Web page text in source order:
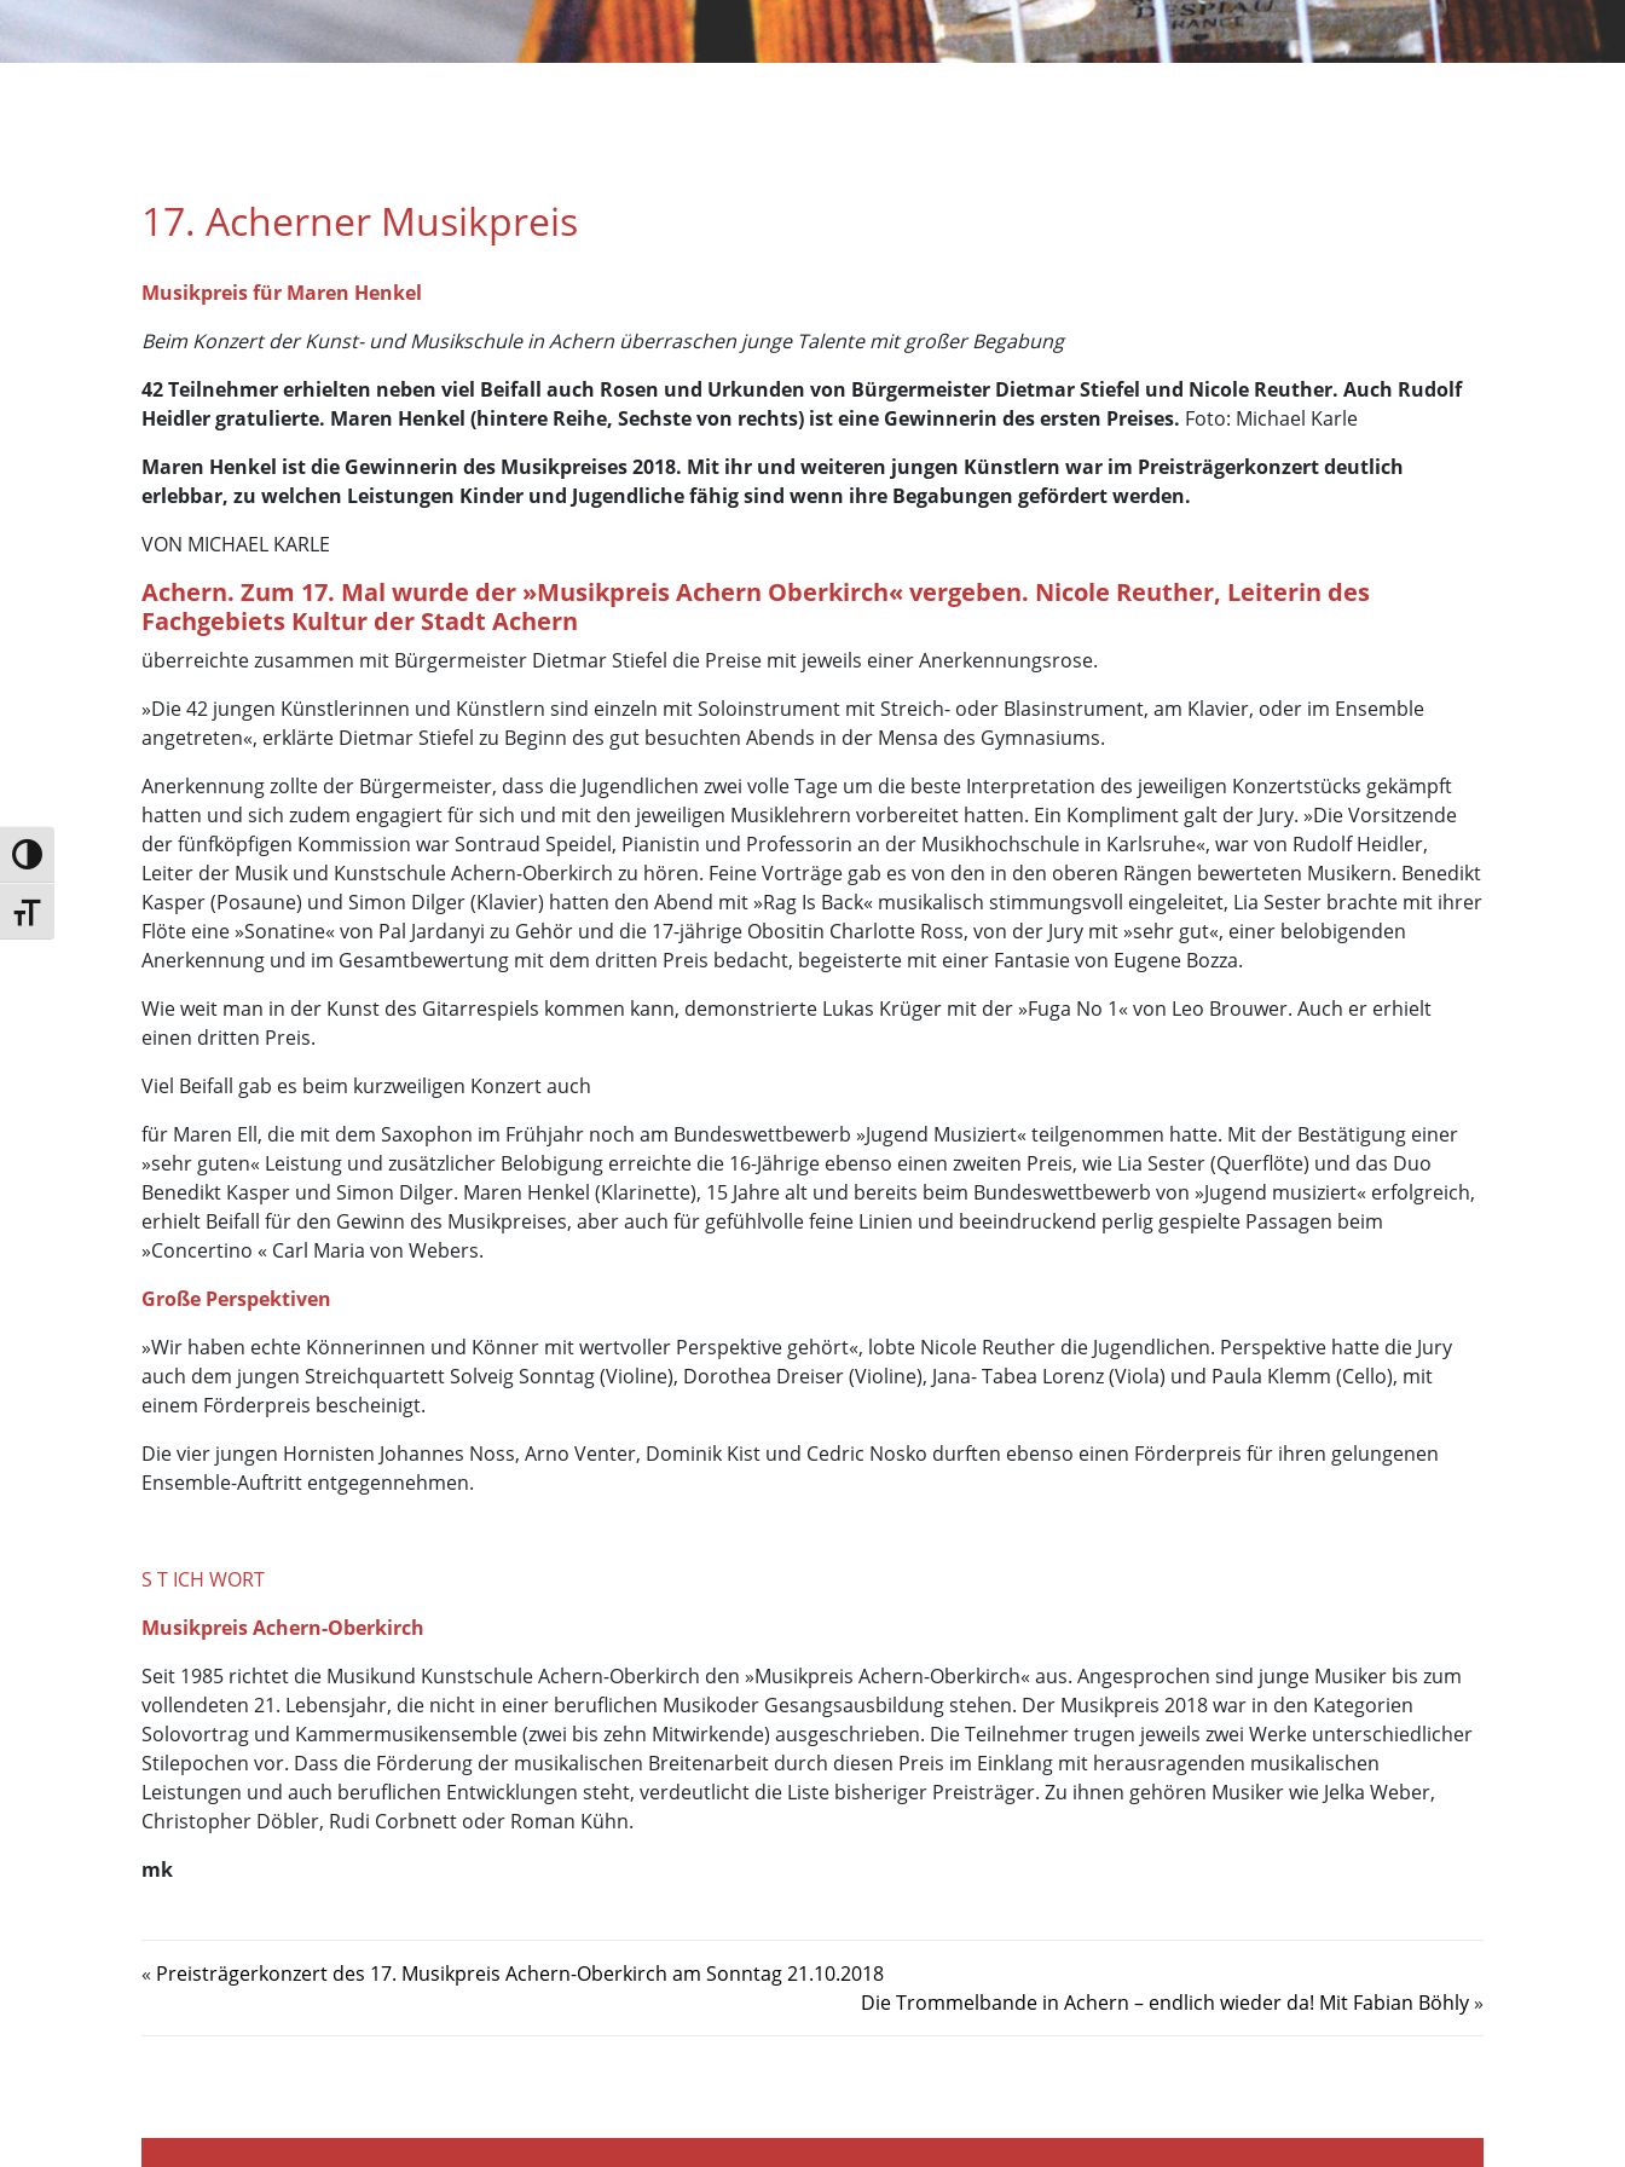
Umschalten auf hohe Kontraste
Schrift vergrößern
17. Acherner Musikpreis
Musikpreis für Maren Henkel
Beim Konzert der Kunst- und Musikschule in Achern überraschen junge Talente mit großer Begabung
42 Teilnehmer erhielten neben viel Beifall auch Rosen und Urkunden von Bürgermeister Dietmar Stiefel und Nicole Reuther. Auch Rudolf
Heidler gratulierte. Maren Henkel (hintere Reihe, Sechste von rechts) ist eine Gewinnerin des ersten Preises. Foto: Michael Karle
Maren Henkel ist die Gewinnerin des Musikpreises 2018. Mit ihr und weiteren jungen Künstlern war im Preisträgerkonzert deutlich
erlebbar, zu welchen Leistungen Kinder und Jugendliche fähig sind wenn ihre Begabungen gefördert werden.
VON MICHAEL KARLE
Achern. Zum 17. Mal wurde der »Musikpreis Achern Oberkirch« vergeben. Nicole Reuther, Leiterin des
Fachgebiets Kultur der Stadt Achern
überreichte zusammen mit Bürgermeister Dietmar Stiefel die Preise mit jeweils einer Anerkennungsrose.
»Die 42 jungen Künstlerinnen und Künstlern sind einzeln mit Soloinstrument mit Streich- oder Blasinstrument, am Klavier, oder im Ensemble
angetreten«, erklärte Dietmar Stiefel zu Beginn des gut besuchten Abends in der Mensa des Gymnasiums.
Anerkennung zollte der Bürgermeister, dass die Jugendlichen zwei volle Tage um die beste Interpretation des jeweiligen Konzertstücks gekämpft
hatten und sich zudem engagiert für sich und mit den jeweiligen Musiklehrern vorbereitet hatten. Ein Kompliment galt der Jury. »Die Vorsitzende
der fünfköpfigen Kommission war Sontraud Speidel, Pianistin und Professorin an der Musikhochschule in Karlsruhe«, war von Rudolf Heidler,
Leiter der Musik und Kunstschule Achern-Oberkirch zu hören. Feine Vorträge gab es von den in den oberen Rängen bewerteten Musikern. Benedikt
Kasper (Posaune) und Simon Dilger (Klavier) hatten den Abend mit »Rag Is Back« musikalisch stimmungsvoll eingeleitet, Lia Sester brachte mit ihrer
Flöte eine »Sonatine« von Pal Jardanyi zu Gehör und die 17-jährige Obositin Charlotte Ross, von der Jury mit »sehr gut«, einer belobigenden
Anerkennung und im Gesamtbewertung mit dem dritten Preis bedacht, begeisterte mit einer Fantasie von Eugene Bozza.
Wie weit man in der Kunst des Gitarrespiels kommen kann, demonstrierte Lukas Krüger mit der »Fuga No 1« von Leo Brouwer. Auch er erhielt
einen dritten Preis.
Viel Beifall gab es beim kurzweiligen Konzert auch
für Maren Ell, die mit dem Saxophon im Frühjahr noch am Bundeswettbewerb »Jugend Musiziert« teilgenommen hatte. Mit der Bestätigung einer
»sehr guten« Leistung und zusätzlicher Belobigung erreichte die 16-Jährige ebenso einen zweiten Preis, wie Lia Sester (Querflöte) und das Duo
Benedikt Kasper und Simon Dilger. Maren Henkel (Klarinette), 15 Jahre alt und bereits beim Bundeswettbewerb von »Jugend musiziert« erfolgreich,
erhielt Beifall für den Gewinn des Musikpreises, aber auch für gefühlvolle feine Linien und beeindruckend perlig gespielte Passagen beim
»Concertino « Carl Maria von Webers.
Große Perspektiven
»Wir haben echte Könnerinnen und Könner mit wertvoller Perspektive gehört«, lobte Nicole Reuther die Jugendlichen. Perspektive hatte die Jury
auch dem jungen Streichquartett Solveig Sonntag (Violine), Dorothea Dreiser (Violine), Jana- Tabea Lorenz (Viola) und Paula Klemm (Cello), mit
einem Förderpreis bescheinigt.
Die vier jungen Hornisten Johannes Noss, Arno Venter, Dominik Kist und Cedric Nosko durften ebenso einen Förderpreis für ihren gelungenen
Ensemble-Auftritt entgegennehmen.
S T ICH WORT
Musikpreis Achern-Oberkirch
Seit 1985 richtet die Musikund Kunstschule Achern-Oberkirch den »Musikpreis Achern-Oberkirch« aus. Angesprochen sind junge Musiker bis zum
vollendeten 21. Lebensjahr, die nicht in einer beruflichen Musikoder Gesangsausbildung stehen. Der Musikpreis 2018 war in den Kategorien
Solovortrag und Kammermusikensemble (zwei bis zehn Mitwirkende) ausgeschrieben. Die Teilnehmer trugen jeweils zwei Werke unterschiedlicher
Stilepochen vor. Dass die Förderung der musikalischen Breitenarbeit durch diesen Preis im Einklang mit herausragenden musikalischen
Leistungen und auch beruflichen Entwicklungen steht, verdeutlicht die Liste bisheriger Preisträger. Zu ihnen gehören Musiker wie Jelka Weber,
Christopher Döbler, Rudi Corbnett oder Roman Kühn.
mk
« Preisträgerkonzert des 17. Musikpreis Achern-Oberkirch am Sonntag 21.10.2018
Die Trommelbande in Achern – endlich wieder da! Mit Fabian Böhly»